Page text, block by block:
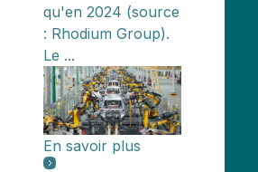
qu'en 2024 (source
: Rhodium Group).
Le ...
En savoir plus